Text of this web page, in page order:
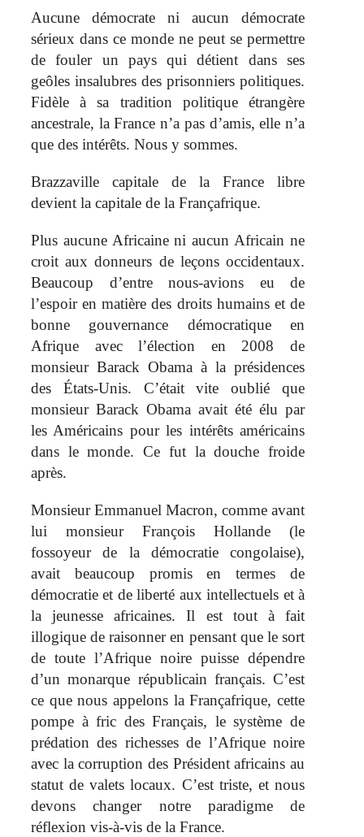
Aucune démocrate ni aucun démocrate
sérieux dans ce monde ne peut se permettre
de fouler un pays qui détient dans ses
geôles insalubres des prisonniers politiques.
Fidèle à sa tradition politique étrangère
ancestrale, la France n’a pas d’amis, elle n’a
que des intérêts. Nous y sommes.
Brazzaville capitale de la France libre
devient la capitale de la Françafrique.
Plus aucune Africaine ni aucun Africain ne
croit aux donneurs de leçons occidentaux.
Beaucoup d’entre nous-avions eu de
l’espoir en matière des droits humains et de
bonne gouvernance démocratique en
Afrique avec l’élection en 2008 de
monsieur Barack Obama à la présidences
des États-Unis. C’était vite oublié que
monsieur Barack Obama avait été élu par
les Américains pour les intérêts américains
dans le monde. Ce fut la douche froide
après.
Monsieur Emmanuel Macron, comme avant
lui monsieur François Hollande (le
fossoyeur de la démocratie congolaise),
avait beaucoup promis en termes de
démocratie et de liberté aux intellectuels et à
la jeunesse africaines. Il est tout à fait
illogique de raisonner en pensant que le sort
de toute l’Afrique noire puisse dépendre
d’un monarque républicain français. C’est
ce que nous appelons la Françafrique, cette
pompe à fric des Français, le système de
prédation des richesses de l’Afrique noire
avec la corruption des Président africains au
statut de valets locaux. C’est triste, et nous
devons changer notre paradigme de
réflexion vis-à-vis de la France.